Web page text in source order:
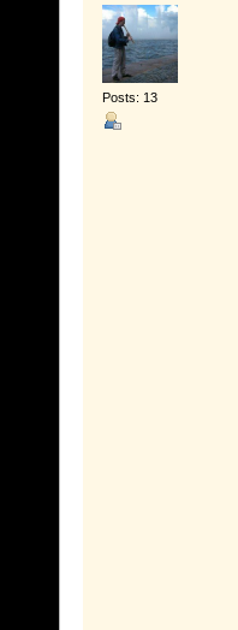
Posts: 13